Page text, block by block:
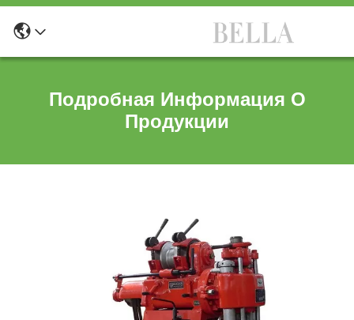
Подробная Информация О
Продукции